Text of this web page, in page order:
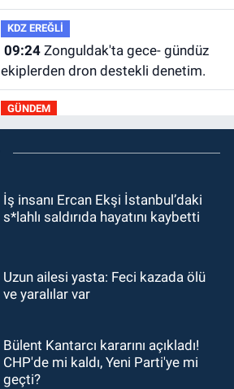
KDZ EREĞLİ
09:24Zonguldak'ta gece- gündüz
ekiplerden dron destekli denetim.
GÜNDEM
23:55Devrek Belediyespor, (PGL)
sürecini resmi olarak tamamladı
23:19 İstanbul Park satışta!
23:05Kozlu Belediyespor'dan
3.Lig'e transfer oldu
22:33Zonguldak TSO önemli
etkinliğe ev sahipliği yaptı
İş insanı Ercan Ekşi İstanbul’daki
s*lahlı saldırıda hayatını kaybetti
Uzun ailesi yasta: Feci kazada ölü
ve yaralılar var
Bülent Kantarcı kararını açıkladı!
CHP'de mi kaldı, Yeni Parti'ye mi
geçti?